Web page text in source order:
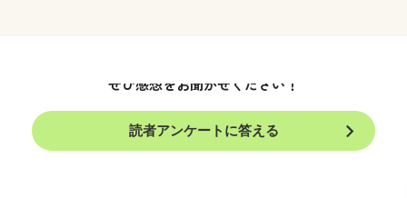
ぜひ感想をお聞かせください！
読者アンケートに答える